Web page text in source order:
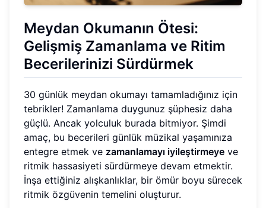
Meydan Okumanın Ötesi:
Gelişmiş Zamanlama ve Ritim
Becerilerinizi Sürdürmek
30 günlük meydan okumayı tamamladığınız için
tebrikler! Zamanlama duygunuz şüphesiz daha
güçlü. Ancak yolculuk burada bitmiyor. Şimdi
amaç, bu becerileri günlük müzikal yaşamınıza
entegre etmek ve zamanlamayı iyileştirmeye ve
ritmik hassasiyeti sürdürmeye devam etmektir.
İnşa ettiğiniz alışkanlıklar, bir ömür boyu sürecek
ritmik özgüvenin temelini oluşturur.